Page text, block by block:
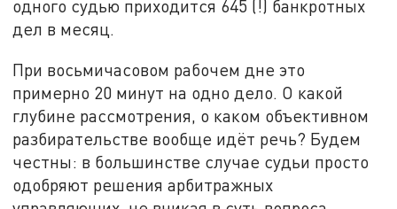
одного судью приходится 645 (!) банкротных
дел в месяц.
При восьмичасовом рабочем дне это
примерно 20 минут на одно дело. О какой
глубине рассмотрения, о каком объективном
разбирательстве вообще идёт речь? Будем
честны: в большинстве случае судьи просто
одобряют решения арбитражных